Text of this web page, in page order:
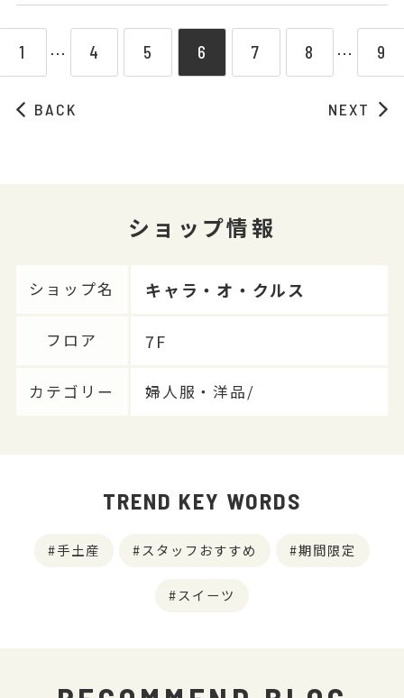
BACK
1 ⋯ 4 5 6 7 8 ⋯ 9
NEXT
ショップ情報
ショップ名 キャラ・オ・クルス
フロア 7F
カテゴリー 婦人服・洋品/
TREND KEY WORDS
手土産 スタッフおすすめ 期間限定
スイーツ